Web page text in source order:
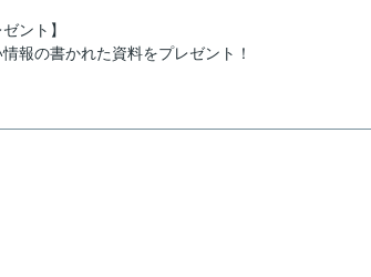
ント】
報の書かれた資料をプレゼント！